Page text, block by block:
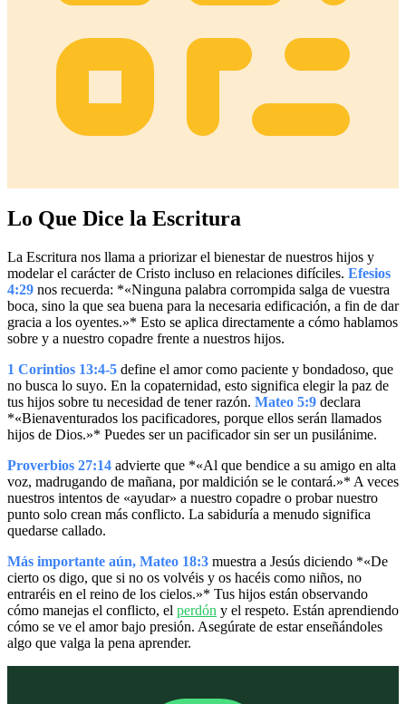
Lo Que Dice la Escritura
La Escritura nos llama a priorizar el bienestar de nuestros hijos y
modelar el carácter de Cristo incluso en relaciones difíciles. Efesios
4:29 nos recuerda: *«Ninguna palabra corrompida salga de vuestra
boca, sino la que sea buena para la necesaria edificación, a fin de dar
gracia a los oyentes.»* Esto se aplica directamente a cómo hablamos
sobre y a nuestro copadre frente a nuestros hijos.
1 Corintios 13:4-5 define el amor como paciente y bondadoso, que
no busca lo suyo. En la copaternidad, esto significa elegir la paz de
tus hijos sobre tu necesidad de tener razón. Mateo 5:9 declara
*«Bienaventurados los pacificadores, porque ellos serán llamados
hijos de Dios.»* Puedes ser un pacificador sin ser un pusilánime.
Proverbios 27:14 advierte que *«Al que bendice a su amigo en alta
voz, madrugando de mañana, por maldición se le contará.»* A veces
nuestros intentos de «ayudar» a nuestro copadre o probar nuestro
punto solo crean más conflicto. La sabiduría a menudo significa
quedarse callado.
Más importante aún, Mateo 18:3 muestra a Jesús diciendo *«De
cierto os digo, que si no os volvéis y os hacéis como niños, no
entraréis en el reino de los cielos.»* Tus hijos están observando
cómo manejas el conflicto, el perdón y el respeto. Están aprendiendo
cómo se ve el amor bajo presión. Asegúrate de estar enseñándoles
algo que valga la pena aprender.